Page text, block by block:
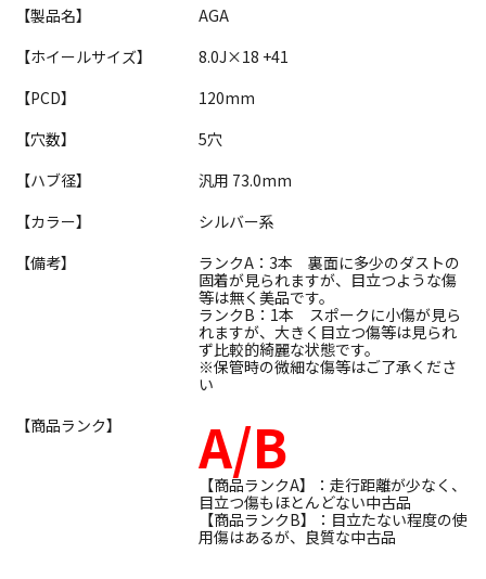
【製品名】
AGA
【ホイールサイズ】
8.0J×18 +41
【PCD】
120mm
【穴数】
5穴
【ハブ径】
汎用 73.0mm
【カラー】
シルバー系
【備考】
ランクA：3本 裏面に多少のダストの
固着が見られますが、目立つような傷
等は無く美品です。
ランクB：1本 スポークに小傷が見ら
れますが、大きく目立つ傷等は見られ
ず比較的綺麗な状態です。
※保管時の微細な傷等はご了承くださ
い
【商品ランク】
A/B
【商品ランクA】：走行距離が少なく、
目立つ傷もほとんどない中古品
【商品ランクB】：目立たない程度の使
用傷はあるが、良質な中古品